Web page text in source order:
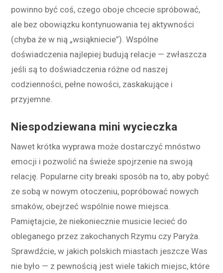
powinno być coś, czego oboje chcecie spróbować,
ale bez obowiązku kontynuowania tej aktywności
(chyba że w nią „wsiąkniecie”). Wspólne
doświadczenia najlepiej budują relacje — zwłaszcza
jeśli są to doświadczenia różne od naszej
codzienności, pełne nowości, zaskakujące i
przyjemne.
Niespodziewana mini wycieczka
Nawet krótka wyprawa może dostarczyć mnóstwo
emocji i pozwolić na świeże spojrzenie na swoją
relację. Popularne city breaki sposób na to, aby pobyć
ze sobą w nowym otoczeniu, popróbować nowych
smaków, obejrzeć wspólnie nowe miejsca.
Pamiętajcie, że niekoniecznie musicie lecieć do
obleganego przez zakochanych Rzymu czy Paryża.
Sprawdźcie, w jakich polskich miastach jeszcze Was
nie było — z pewnością jest wiele takich miejsc, które